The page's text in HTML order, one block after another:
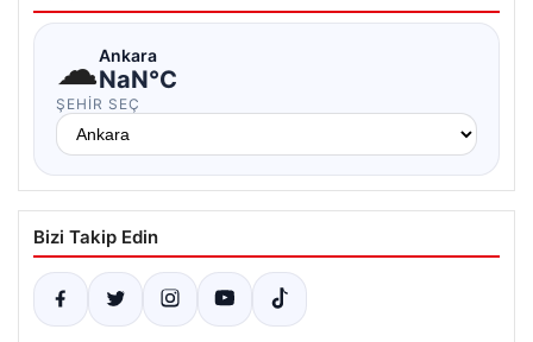
☁Ankara
NaN°C
ŞEHIR SEÇ
Bizi Takip Edin